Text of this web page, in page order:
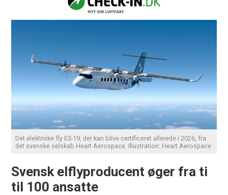
Det elektriske fly ES-19, der kan blive certificeret allerede i 2026, fra
det svenske selskab Heart Aerospace. Illustration: Heart Aerospace
Svensk elflyproducent øger fra ti
til 100 ansatte